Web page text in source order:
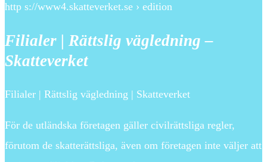
http s://www4.skatteverket.se › edition
Filialer | Rättslig vägledning –
Skatteverket
Filialer | Rättslig vägledning | Skatteverket
För de utländska företagen gäller civilrättsliga regler,
förutom de skatterättsliga, även om företagen inte väljer att